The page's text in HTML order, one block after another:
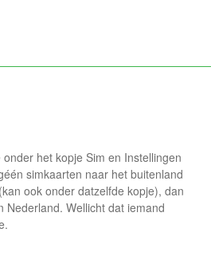
het kopje Sim en Instellingen
simkaarten naar het buitenland
ook onder datzelfde kopje), dan
Wellicht dat iemand